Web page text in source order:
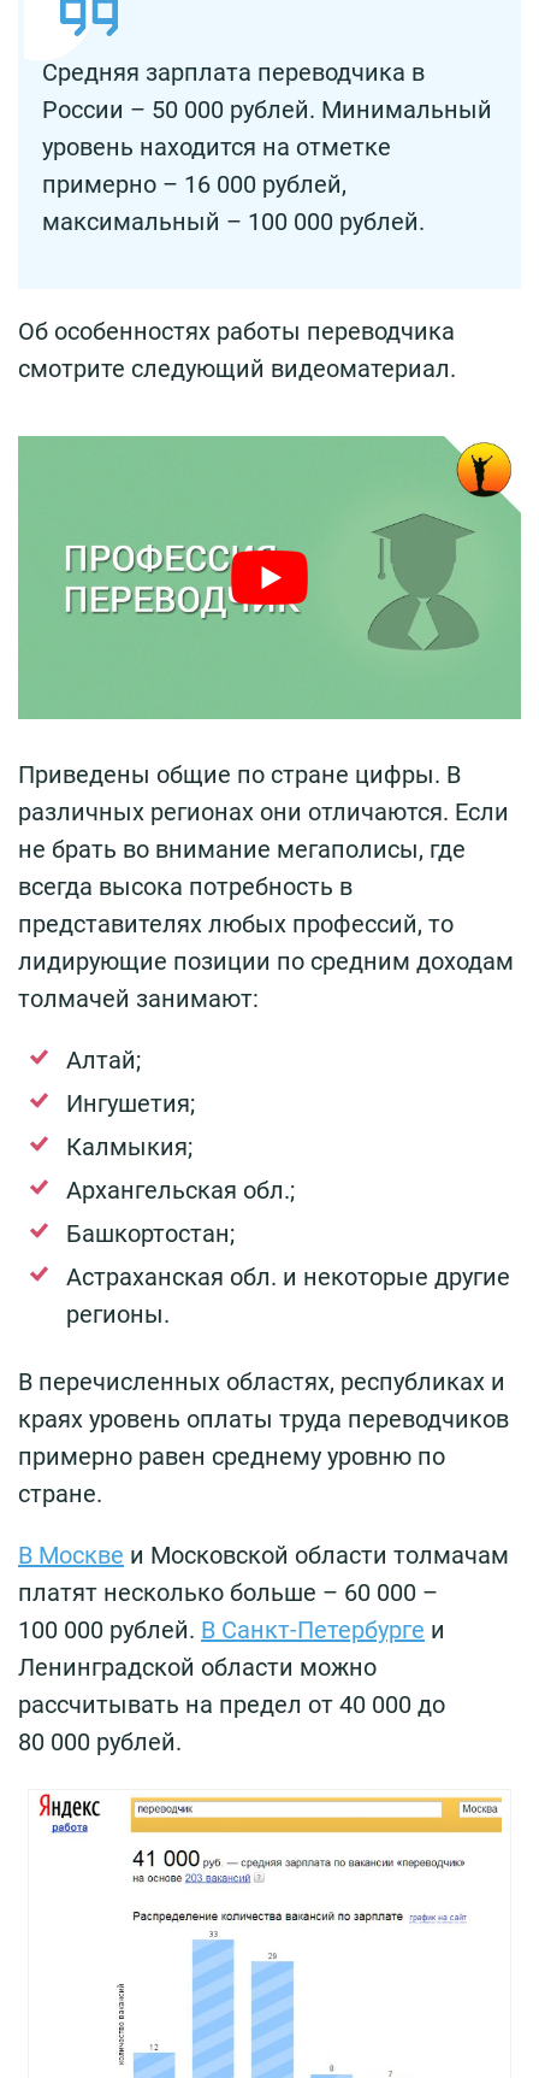
Средняя зарплата переводчика в
России – 50 000 рублей. Минимальный
уровень находится на отметке
примерно – 16 000 рублей,
максимальный – 100 000 рублей.
Об особенностях работы переводчика
смотрите следующий видеоматериал.
Приведены общие по стране цифры. В
различных регионах они отличаются. Если
не брать во внимание мегаполисы, где
всегда высока потребность в
представителях любых профессий, то
лидирующие позиции по средним доходам
толмачей занимают:
Алтай;
Ингушетия;
Калмыкия;
Архангельская обл.;
Башкортостан;
Астраханская обл. и некоторые другие
регионы.
В перечисленных областях, республиках и
краях уровень оплаты труда переводчиков
примерно равен среднему уровню по
стране.
В Москве и Московской области толмачам
платят несколько больше – 60 000 –
100 000 рублей. В Санкт-Петербурге и
Ленинградской области можно
рассчитывать на предел от 40 000 до
80 000 рублей.